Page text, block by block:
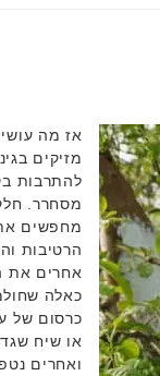
אז מה
מזיקים
להתרבות
מסחרר.
מחפשים
הרטיבות
אחרים את
כאלה
כרסום של
או שיח
ואחרים